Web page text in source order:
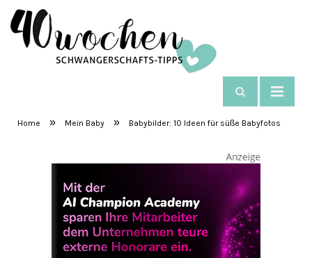
SchwangerschaftsTipps
Home » Mein Baby » Babybilder: 10 Ideen für süße Babyfotos